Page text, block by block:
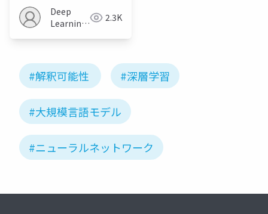
Explanation of
Neural Networks
Deep
Learning
2.3K
#解釈可能性 #深層学習
#大規模言語モデル
#ニューラルネットワーク